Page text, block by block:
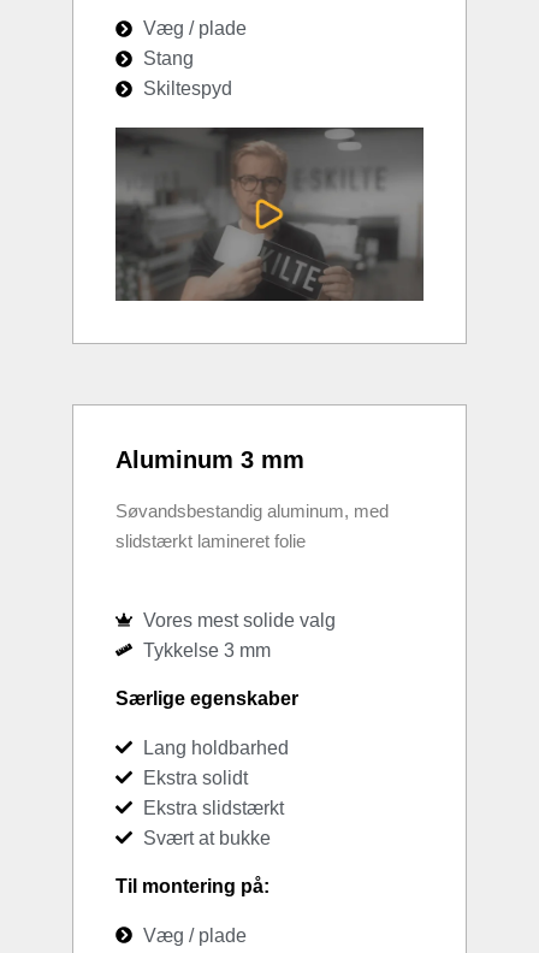
Væg / plade
Stang
Skiltespyd
Aluminum 3 mm
Søvandsbestandig aluminum, med
slidstærkt lamineret folie
Vores mest solide valg
Tykkelse 3 mm
Særlige egenskaber
Lang holdbarhed
Ekstra solidt
Ekstra slidstærkt
Svært at bukke
Til montering på:
Væg / plade